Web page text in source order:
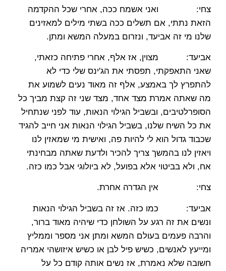
צחי: ואני אשמח ככה, אחרי שכל ההקדמה
הזאת נתתי, אם תשלים ככה בשתי מילים למאזינים
שלנו מי זה אביעד, ונזרום במעלה המשא ומתן.
אביעד: מצוין, אז אלף, אחרי פתיחה כזאתי,
שאני התאפקתי, תפסתי את הג'ינס שלי כדי לא
להתפרץ לך באמצע, אלף זה מאוד נעים לשמוע את
מה שאתה אמרת מצד אחד, מצד שני זה קצת מביך כל
הסופרלטיבים, ובשביל הגילוי הנאות, עוד לפני שנתחיל
את כל השיח שלנו, בשביל הגילוי הנאות אני חייב להגיד
שכבוד גדול הוא לי להיות פה, ואישית מי שמאזין לנו
ויאזין לנו בהמשך צריך להכיר ולדעת שאתה מבחינתי
אח, ולא בביטוי אלא בפועל, לא ביולוגי אבל כמו כזה.
צחי: אין הגדרה אחרת.
אביעד: כמו כזה. אז זה בשביל הגילוי הנאות
ונשים את זה רגע על השולחן כדי שיהיה מאוד ברור,
והרבה פעמים בעולם המשא ומתן אני מספר וממליץ
ומייעץ לאנשים, כשיש פיל לבן או כשיש איזושהי אמריה
חשובה שלא נאמרת, אז נשים אותה קודם כל על